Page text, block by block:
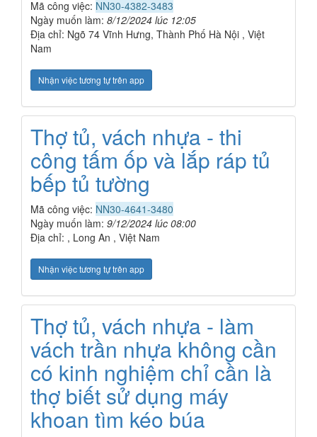
Mã công việc: NN30-4382-3483
Ngày muốn làm: 8/12/2024 lúc 12:05
Địa chỉ: Ngõ 74 Vĩnh Hưng, Thành Phố Hà Nội , Việt
Nam
Nhận việc tương tự trên app
Thợ tủ, vách nhựa - thi
công tấm ốp và lắp ráp tủ
bếp tủ tường
Mã công việc: NN30-4641-3480
Ngày muốn làm: 9/12/2024 lúc 08:00
Địa chỉ: , Long An , Việt Nam
Nhận việc tương tự trên app
Thợ tủ, vách nhựa - làm
vách trần nhựa không cần
có kinh nghiệm chỉ cần là
thợ biết sử dụng máy
khoan tìm kéo búa